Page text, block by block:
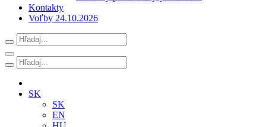
Kontakty
Voľby 24.10.2026
SK
SK
EN